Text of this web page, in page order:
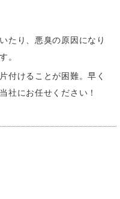
たり、悪臭の原因になり
。
付けることが困難。早く
社にお任せください！